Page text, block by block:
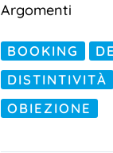
Argomenti
BOOKING
DISTINTIVITÀ
OBIEZIONE